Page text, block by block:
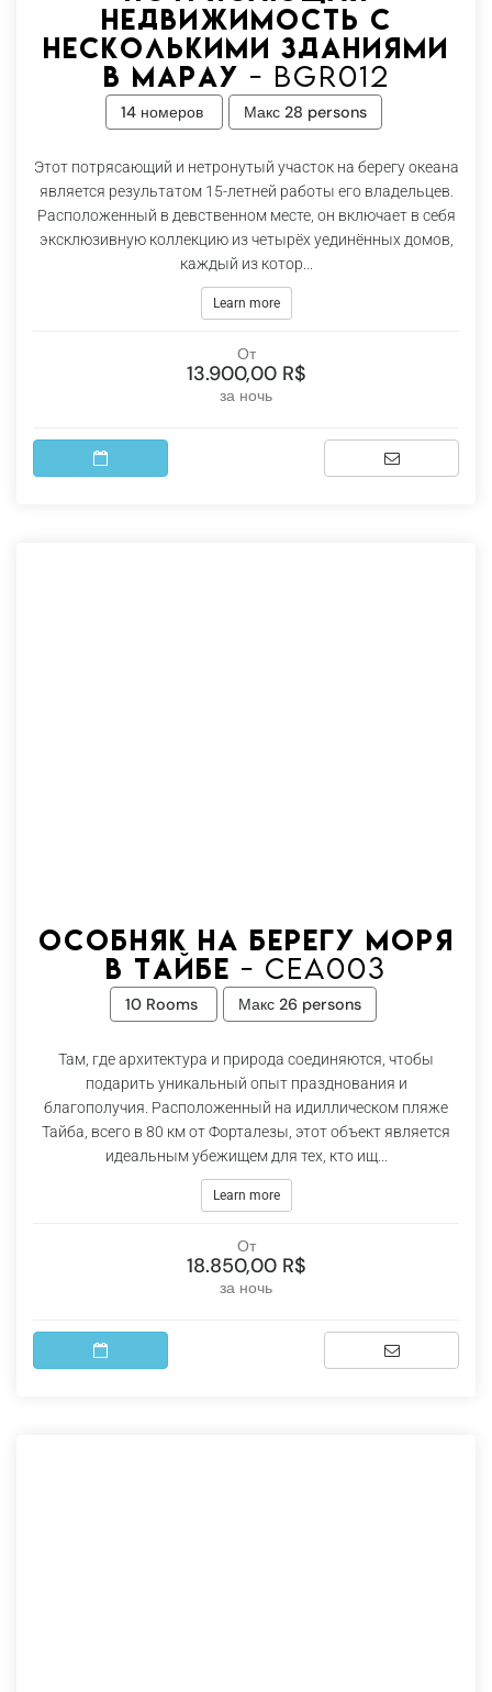
недвижимость с
несколькими зданиями
в Марау - Bgr012
14 номеров Макс 28 persons
Этот потрясающий и нетронутый участок на берегу океана
является результатом 15-летней работы его владельцев.
Расположенный в девственном месте, он включает в себя
эксклюзивную коллекцию из четырёх уединённых домов,
каждый из котор...
Learn more
От
13.900,00 R$
за ночь
Особняк на берегу моря
в Тайбе - Cea003
10 Rooms Макс 26 persons
Там, где архитектура и природа соединяются, чтобы
подарить уникальный опыт празднования и
благополучия. Расположенный на идиллическом пляже
Тайба, всего в 80 км от Форталезы, этот объект является
идеальным убежищем для тех, кто ищ...
Learn more
От
18.850,00 R$
за ночь